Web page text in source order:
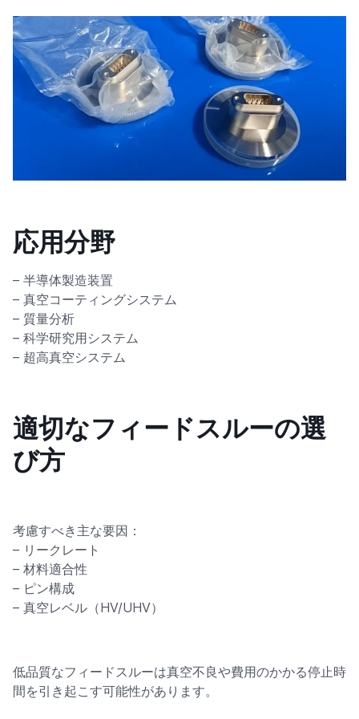
応用分野
– 半導体製造装置
– 真空コーティングシステム
– 質量分析
– 科学研究用システム
– 超高真空システム
適切なフィードスルーの選
び方
考慮すべき主な要因：
– リークレート
– 材料適合性
– ピン構成
– 真空レベル（HV/UHV）
低品質なフィードスルーは真空不良や費用のかかる停止時
間を引き起こす可能性があります。